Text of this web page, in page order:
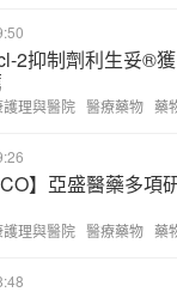
2抑制劑利生妥®
護理與醫院 醫療藥物 藥
】亞盛醫藥多
護理與醫院 醫療藥物 藥